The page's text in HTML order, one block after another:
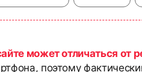
может отличаться от
поэтому